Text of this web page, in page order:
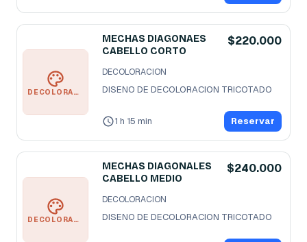
DECOLORACION
MECHAS DIAGONAES
CABELLO CORTO
$220.000
DECOLORACION
DISENO DE DECOLORACION TRICOTADO
1 h 15 min Reservar
DECOLORACION
MECHAS DIAGONALES
CABELLO MEDIO
$240.000
DECOLORACION
DISENO DE DECOLORACION TRICOTADO